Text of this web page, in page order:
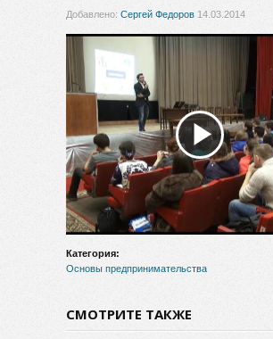
Добавлено: Сергей Федоров 14.03.2014
видео
Категория:
Основы предпринимательства
СМОТРИТЕ ТАКЖЕ